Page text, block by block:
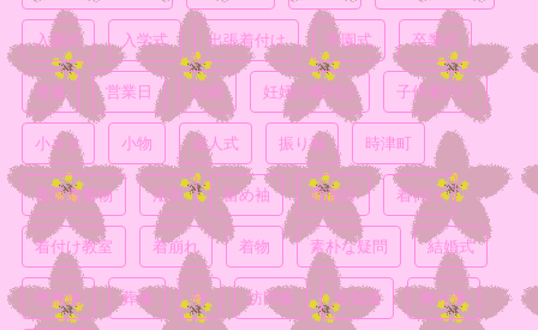
入園式 入学式 出張着付け 卒園式 卒業式
喪服 営業日 妊婦 妊婦の着付け 子供着付け
小ネタ 小物 成人式 振り袖 時津町
普段着着物 浴衣 留め袖 真面目 着付け
着付け教室 着崩れ 着物 素朴な疑問 結婚式
色無地 葬儀 袴 訪問着 豆知識 飾り帯